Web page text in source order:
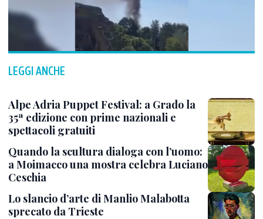
LEGGI ANCHE
Alpe Adria Puppet Festival: a Grado la
35ª edizione con prime nazionali e
spettacoli gratuiti
Quando la scultura dialoga con l’uomo:
a Moimacco una mostra celebra Luciano
Ceschia
Lo slancio d’arte di Manlio Malabotta
sprecato da Trieste